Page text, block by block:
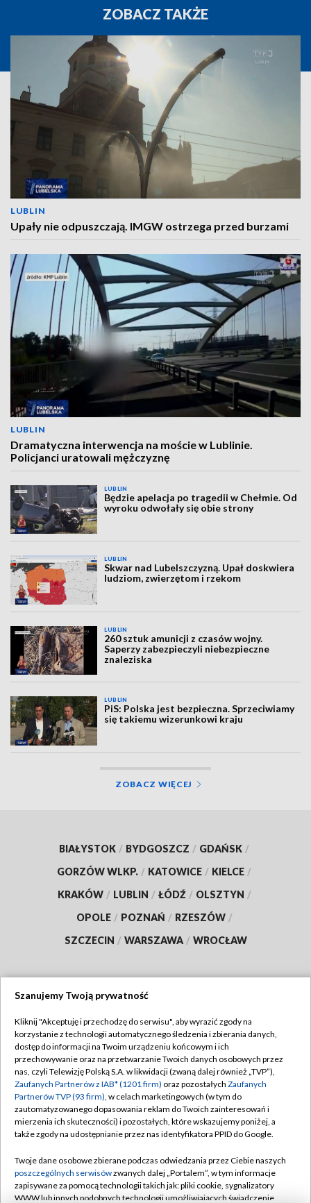
ZOBACZ TAKŻE
LUBLIN
Upały nie odpuszczają. IMGW ostrzega przed burzami
LUBLIN
Dramatyczna interwencja na moście w Lublinie.
Policjanci uratowali mężczyznę
LUBLIN
Będzie apelacja po tragedii w Chełmie. Od
wyroku odwołały się obie strony
LUBLIN
Skwar nad Lubelszczyzną. Upał doskwiera
ludziom, zwierzętom i rzekom
LUBLIN
260 sztuk amunicji z czasów wojny.
Saperzy zabezpieczyli niebezpieczne
znaleziska
LUBLIN
PiS: Polska jest bezpieczna. Sprzeciwiamy
się takiemu wizerunkowi kraju
ZOBACZ WIĘCEJ
BIAŁYSTOK / BYDGOSZCZ / GDAŃSK /
GORZÓW WLKP. / KATOWICE / KIELCE /
KRAKÓW / LUBLIN / ŁÓDŹ / OLSZTYN /
OPOLE / POZNAŃ / RZESZÓW /
SZCZECIN / WARSZAWA / WROCŁAW
TVP
Abonament TVP
Emisja w TVP
Centrum informacji TVP
Naziemna Telewizja Cyfrowa
Rada Programowa
System NOS
Regulamin TVP
Polityka prywatności
Moje zgody
Pomoc
Kontakt
Szanujemy Twoją prywatność
Kliknij "Akceptuję i przechodzę do serwisu", aby wyrazić zgody na
korzystanie z technologii automatycznego śledzenia i zbierania danych,
dostęp do informacji na Twoim urządzeniu końcowym i ich
przechowywanie oraz na przetwarzanie Twoich danych osobowych przez
nas, czyli Telewizję Polską S.A. w likwidacji (zwaną dalej również „TVP”),
Zaufanych Partnerów z IAB* (1201 firm) oraz pozostałych Zaufanych
Partnerów TVP (93 firm), w celach marketingowych (w tym do
zautomatyzowanego dopasowania reklam do Twoich zainteresowań i
mierzenia ich skuteczności) i pozostałych, które wskazujemy poniżej, a
także zgody na udostępnianie przez nas identyfikatora PPID do Google.
Twoje dane osobowe zbierane podczas odwiedzania przez Ciebie naszych
poszczególnych serwisówzwanych dalej „Portalem”, w tym informacje
zapisywane za pomocą technologii takich jak: pliki cookie, sygnalizatory
WWW lub innych podobnych technologii umożliwiających świadczenie